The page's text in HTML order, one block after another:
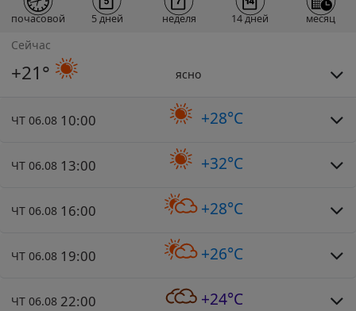
почасовой 5 дней неделя 14 дней месяц
Сейчас
+21° ясно
ЧТ 06.08 10:00 +28°C
ЧТ 06.08 13:00 +32°C
ЧТ 06.08 16:00 +28°C
ЧТ 06.08 19:00 +26°C
ЧТ 06.08 22:00 +24°C